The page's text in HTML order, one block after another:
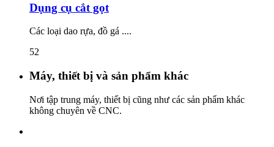
Dụng cụ cắt gọt
Các loại dao rựa, đồ gá ....
52
Máy, thiết bị và sản phẩm khác
Nơi tập trung máy, thiết bị cũng như các sản phẩm khác
không chuyên về CNC.